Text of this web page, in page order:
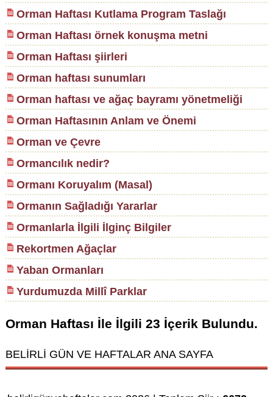
Orman Haftası Kutlama Program Taslağı
Orman Haftası örnek konuşma metni
Orman Haftası şiirleri
Orman haftası sunumları
Orman haftası ve ağaç bayramı yönetmeliği
Orman Haftasının Anlam ve Önemi
Orman ve Çevre
Ormancılık nedir?
Ormanı Koruyalım (Masal)
Ormanın Sağladığı Yararlar
Ormanlarla İlgili İlginç Bilgiler
Rekortmen Ağaçlar
Yaban Ormanları
Yurdumuzda Millî Parklar
Orman Haftası İle İlgili 23 İçerik Bulundu.
BELİRLİ GÜN VE HAFTALAR ANA SAYFA